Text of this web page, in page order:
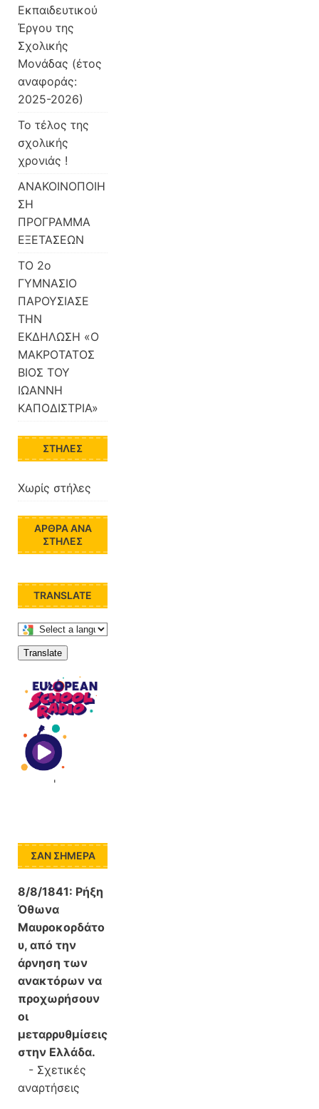
Εκπαιδευτικού
Έργου της
Σχολικής
Μονάδας (έτος
αναφοράς:
2025-2026)
Το τέλος της
σχολικής
χρονιάς !
ΑΝΑΚΟΙΝΟΠΟΙΗ
ΣΗ
ΠΡΟΓΡΑΜΜΑ
ΕΞΕΤΑΣΕΩΝ
ΤΟ 2ο
ΓΥΜΝΑΣΙΟ
ΠΑΡΟΥΣΙΑΣΕ
ΤΗΝ
ΕΚΔΗΛΩΣΗ «Ο
ΜΑΚΡΟΤΑΤΟΣ
ΒΙΟΣ ΤΟΥ
ΙΩΑΝΝΗ
ΚΑΠΟΔΙΣΤΡΙΑ»
ΣΤΉΛΕΣ
Χωρίς στήλες
ΆΡΘΡΑ ΑΝΆ
ΣΤΉΛΕΣ
TRANSLATE
Translate
'
ΣΑΝ ΣΉΜΕΡΑ
8/8/1841: Ρήξη
Όθωνα 
Μαυροκορδάτο
υ, από την
άρνηση των
ανακτόρων να
προχωρήσουν
οι
μεταρρυθμίσεις
στην Ελλάδα.
- Σχετικές
αναρτήσεις